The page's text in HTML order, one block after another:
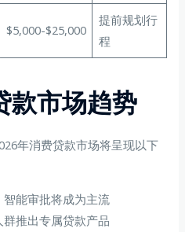
$5,000-$25,000
提前规划行
程
款市场趋势
年消费贷款市场将呈现以下
智能审批将成为主流
群推出专属贷款产品